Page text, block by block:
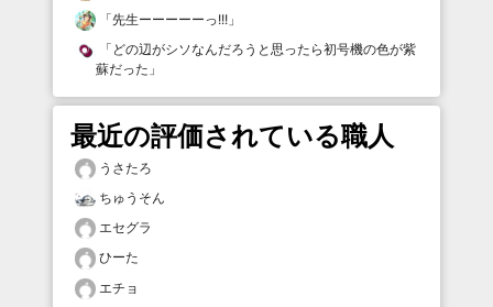
「先生ーーーーーっ!!! 」
「 どの辺がシソなんだろうと思ったら初号機の色が紫
蘇だった 」
最近の評価されている職人
うさたろ
ちゅうそん
エセグラ
ひーた
エチョ